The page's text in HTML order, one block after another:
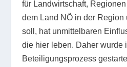
für Landwirtschaft,
dem Land NÖ in der Region
soll, hat unmittelbaren
die hier leben. Daher wurde
Beteiligungsprozess